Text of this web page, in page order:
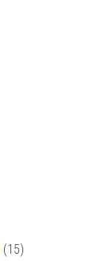
(15)